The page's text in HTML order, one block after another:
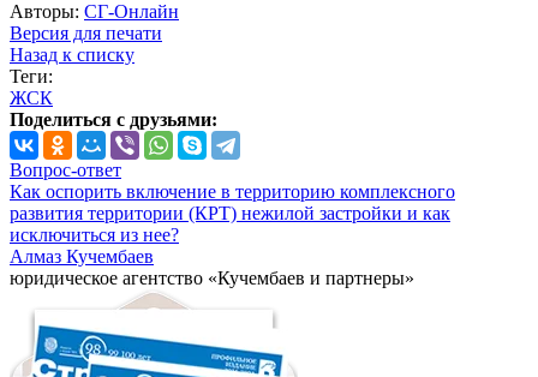
Авторы: СГ-Онлайн
Версия для печати
Назад к списку
Теги:
ЖСК
Поделиться с друзьями:
Вопрос-ответ
Как оспорить включение в территорию комплексного
развития территории (КРТ) нежилой застройки и как
исключиться из нее?
Алмаз Кучембаев
юридическое агентство «Кучембаев и партнеры»